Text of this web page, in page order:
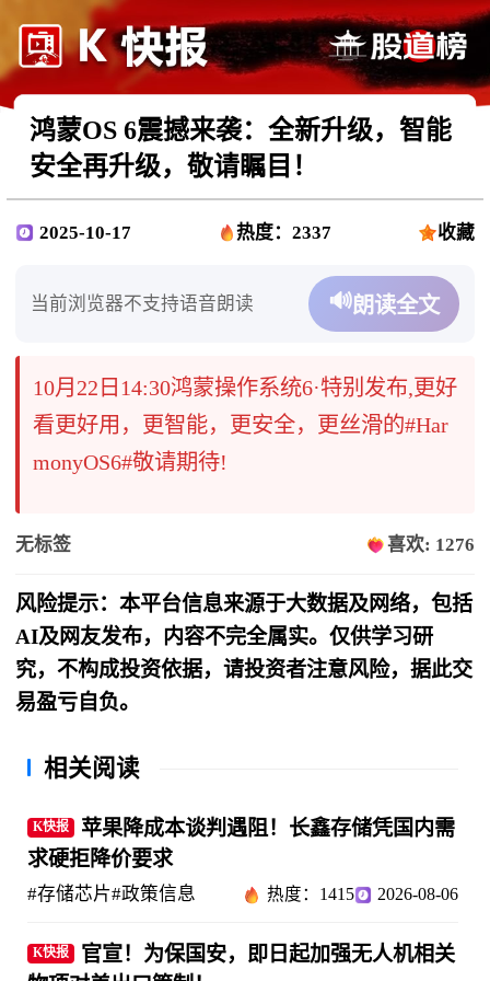
鸿蒙OS 6震撼来袭：全新升级，智能
安全再升级，敬请瞩目！
2025-10-17 热度：2337 收藏
当前浏览器不支持语音朗读 🔊朗读全文
10月22日14:30鸿蒙操作系统6·特别发布,更好
看更好用，更智能，更安全，更丝滑的#Har
monyOS6#敬请期待!
无标签 喜欢: 1276
风险提示：本平台信息来源于大数据及网络，包括
AI及网友发布，内容不完全属实。仅供学习研
究，不构成投资依据，请投资者注意风险，据此交
易盈亏自负。
相关阅读
K快报
苹果降成本谈判遇阻！长鑫存储凭国内需
求硬拒降价要求
#存储芯片#政策信息 热度：1415 2026-08-06
K快报
官宣！为保国安，即日起加强无人机相关